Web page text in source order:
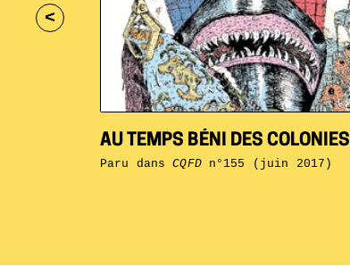
<
AU TEMPS BÉNI DES COLONIES
Paru dansCQFDn°155 (juin 2017)